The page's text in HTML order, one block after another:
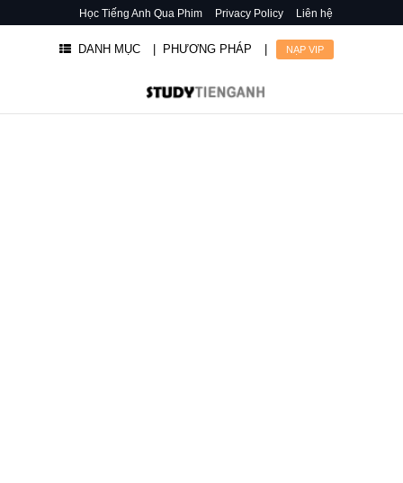
Học Tiếng Anh Qua Phim Privacy Policy Liên hệ
DANH MỤC | PHƯƠNG PHÁP NẠP VIP